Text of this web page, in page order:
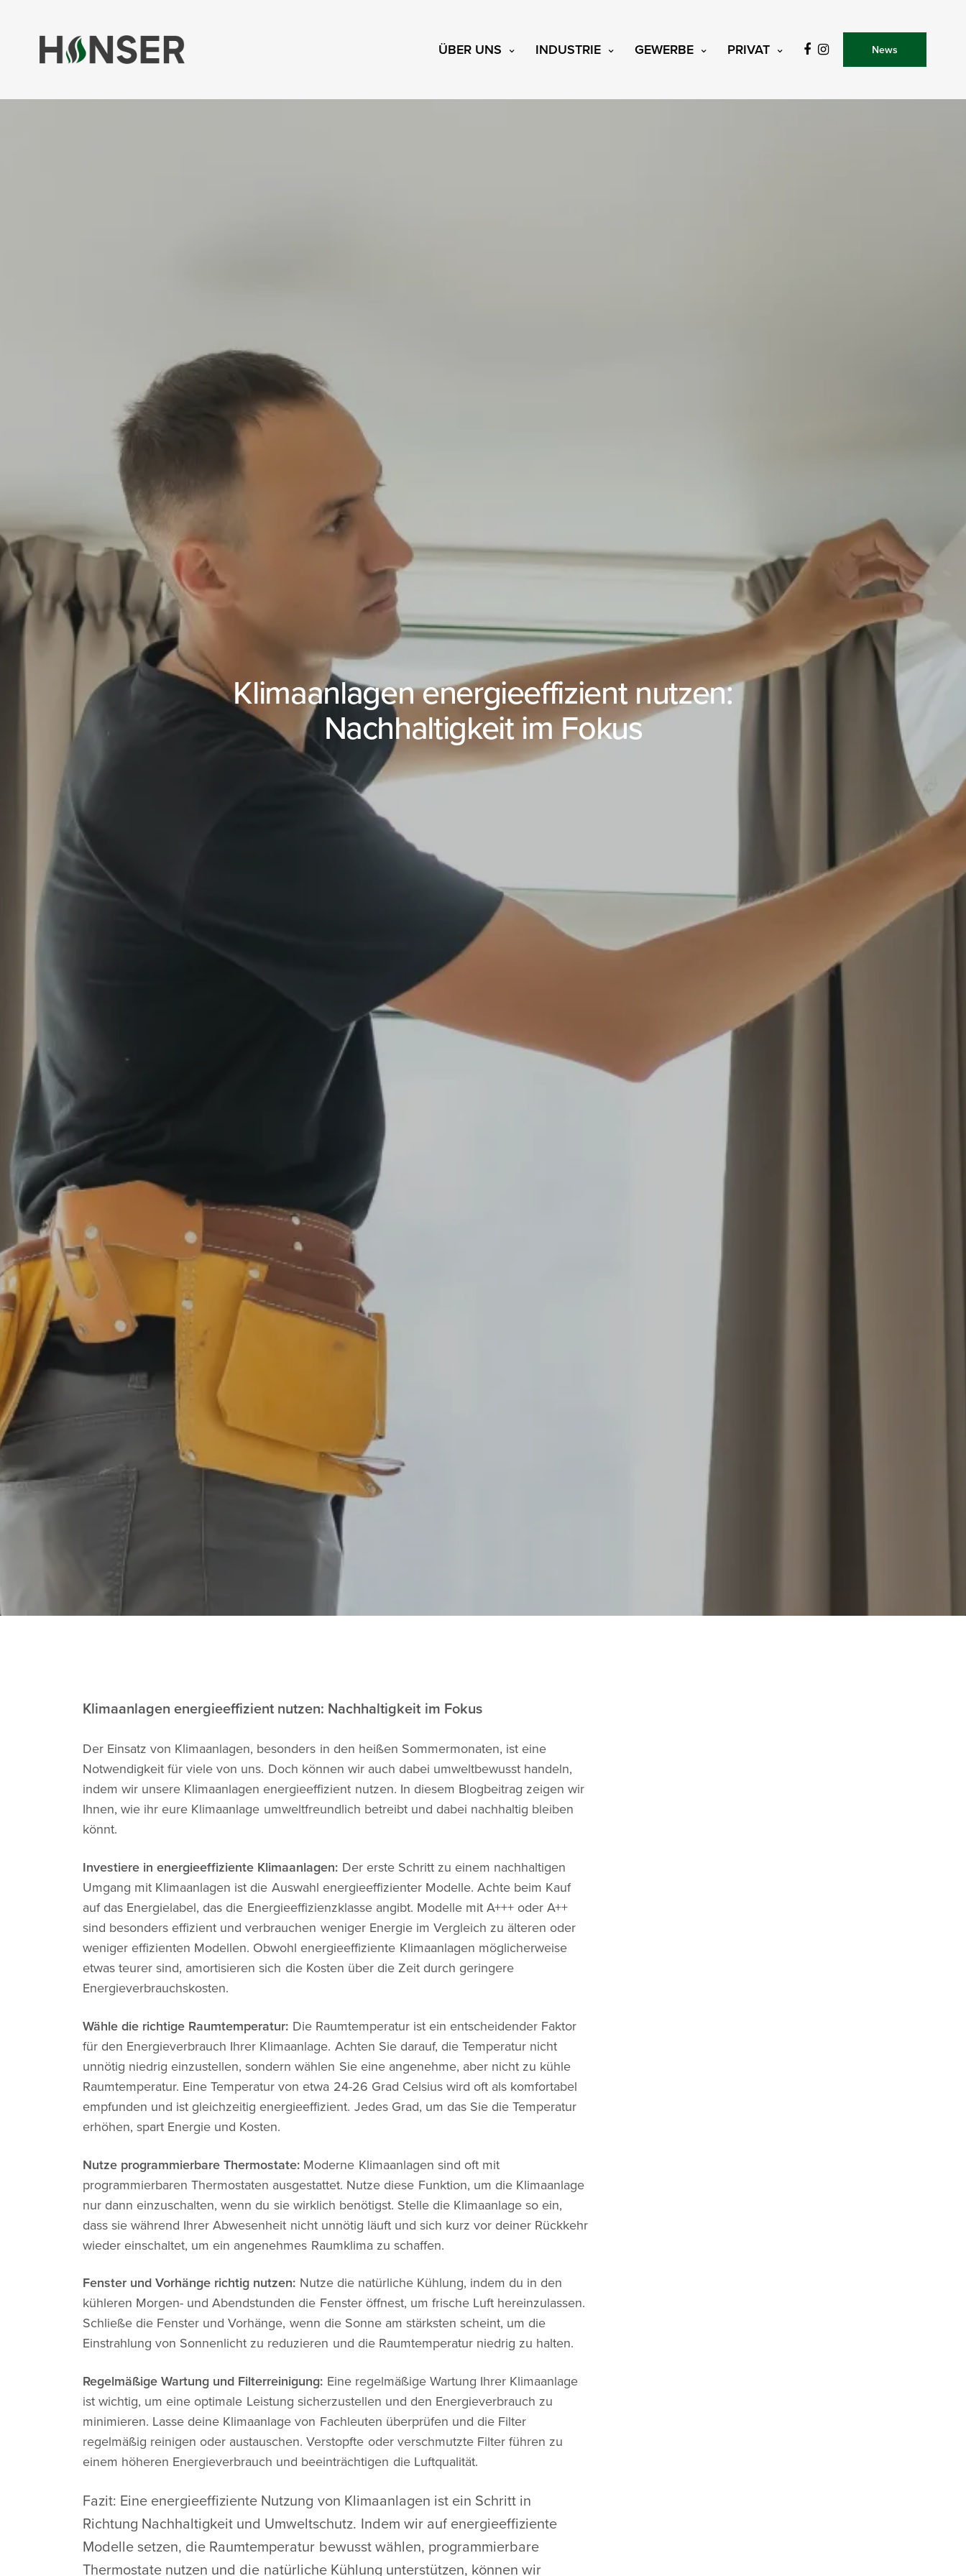
ÜBER UNS INDUSTRIE GEWERBE PRIVAT News
Klimaanlagen energieeffizient nutzen:
Nachhaltigkeit im Fokus
Klimaanlagen energieeffizient nutzen: Nachhaltigkeit im Fokus
Der Einsatz von Klimaanlagen, besonders in den heißen Sommermonaten, ist eine
Notwendigkeit für viele von uns. Doch können wir auch dabei umweltbewusst handeln,
indem wir unsere Klimaanlagen energieeffizient nutzen. In diesem Blogbeitrag zeigen wir
Ihnen, wie ihr eure Klimaanlage umweltfreundlich betreibt und dabei nachhaltig bleiben
könnt.
Investiere in energieeffiziente Klimaanlagen: Der erste Schritt zu einem nachhaltigen
Umgang mit Klimaanlagen ist die Auswahl energieeffizienter Modelle. Achte beim Kauf
auf das Energielabel, das die Energieeffizienzklasse angibt. Modelle mit A+++ oder A++
sind besonders effizient und verbrauchen weniger Energie im Vergleich zu älteren oder
weniger effizienten Modellen. Obwohl energieeffiziente Klimaanlagen möglicherweise
etwas teurer sind, amortisieren sich die Kosten über die Zeit durch geringere
Energieverbrauchskosten.
Wähle die richtige Raumtemperatur: Die Raumtemperatur ist ein entscheidender Faktor
für den Energieverbrauch Ihrer Klimaanlage. Achten Sie darauf, die Temperatur nicht
unnötig niedrig einzustellen, sondern wählen Sie eine angenehme, aber nicht zu kühle
Raumtemperatur. Eine Temperatur von etwa 24-26 Grad Celsius wird oft als komfortabel
empfunden und ist gleichzeitig energieeffizient. Jedes Grad, um das Sie die Temperatur
erhöhen, spart Energie und Kosten.
Nutze programmierbare Thermostate: Moderne Klimaanlagen sind oft mit
programmierbaren Thermostaten ausgestattet. Nutze diese Funktion, um die Klimaanlage
nur dann einzuschalten, wenn du sie wirklich benötigst. Stelle die Klimaanlage so ein,
dass sie während Ihrer Abwesenheit nicht unnötig läuft und sich kurz vor deiner Rückkehr
wieder einschaltet, um ein angenehmes Raumklima zu schaffen.
Fenster und Vorhänge richtig nutzen: Nutze die natürliche Kühlung, indem du in den
kühleren Morgen- und Abendstunden die Fenster öffnest, um frische Luft hereinzulassen.
Schließe die Fenster und Vorhänge, wenn die Sonne am stärksten scheint, um die
Einstrahlung von Sonnenlicht zu reduzieren und die Raumtemperatur niedrig zu halten.
Regelmäßige Wartung und Filterreinigung: Eine regelmäßige Wartung Ihrer Klimaanlage
ist wichtig, um eine optimale Leistung sicherzustellen und den Energieverbrauch zu
minimieren. Lasse deine Klimaanlage von Fachleuten überprüfen und die Filter
regelmäßig reinigen oder austauschen. Verstopfte oder verschmutzte Filter führen zu
einem höheren Energieverbrauch und beeinträchtigen die Luftqualität.
Fazit: Eine energieeffiziente Nutzung von Klimaanlagen ist ein Schritt in
Richtung Nachhaltigkeit und Umweltschutz. Indem wir auf energieeffiziente
Modelle setzen, die Raumtemperatur bewusst wählen, programmierbare
Thermostate nutzen und die natürliche Kühlung unterstützen, können wir